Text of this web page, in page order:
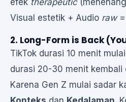
efek therapeutic
Visual estetik + Audio raw=
2. Long-Form is Back
TikTok durasi 10 menit
durasi 20-30 menit kembali
Karena Gen Z mulai sadar